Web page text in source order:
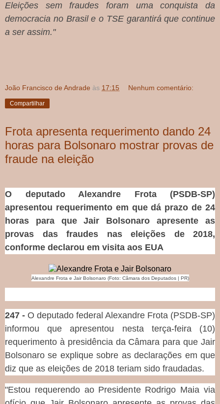
Eleições sem fraudes foram uma conquista da
democracia no Brasil e o TSE garantirá que continue
a ser assim."
João Francisco de Andrade às 17:15 Nenhum comentário:
Compartilhar
Frota apresenta requerimento dando 24
horas para Bolsonaro mostrar provas de
fraude na eleição
O deputado Alexandre Frota (PSDB-SP)
apresentou requerimento em que dá prazo de 24
horas para que Jair Bolsonaro apresente as
provas das fraudes nas eleições de 2018,
conforme declarou em visita aos EUA
Alexandre Frota e Jair Bolsonaro (Foto: Câmara dos Deputados | PR)
247 - O deputado federal Alexandre Frota (PSDB-SP)
informou que apresentou nesta terça-feira (10)
requerimento à presidência da Câmara para que Jair
Bolsonaro se explique sobre as declarações em que
diz que as eleições de 2018 teriam sido fraudadas.
"Estou requerendo ao Presidente Rodrigo Maia via